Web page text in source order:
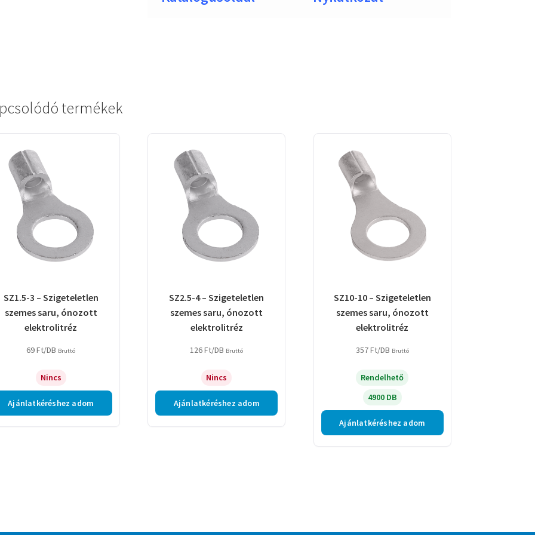
termékek
SZ1.5-3 – Szigeteletlen
szemes saru, ónozott
elektrolitréz
69Ft/DB Bruttó
Nincs
Ajánlatkéréshez adom
SZ2.5-4 – Szigeteletlen
szemes saru, ónozott
elektrolitréz
126Ft/DB Bruttó
Nincs
Ajánlatkéréshez adom
SZ10-10 – Szigeteletlen
szemes saru, ónozott
elektrolitréz
357Ft/DB Bruttó
Rendelhető
4900 DB
Ajánlatkéréshez adom